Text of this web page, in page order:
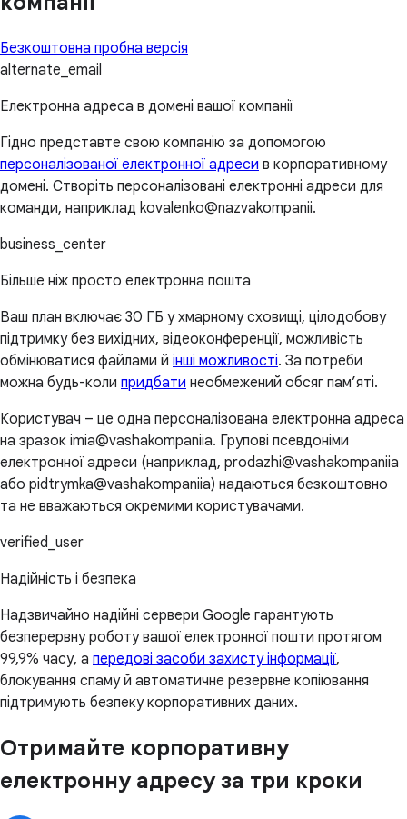
Безкоштовна пробна версія
alternate_email
Електронна адреса в домені вашої компанії
Гідно представте свою компанію за допомогою
персоналізованої електронної адреси в корпоративному
домені. Створіть персоналізовані електронні адреси для
команди, наприклад kovalenko@nazvakompanii.
business_center
Більше ніж просто електронна пошта
Ваш план включає 30 ГБ у хмарному сховищі, цілодобову
підтримку без вихідних, відеоконференції, можливість
обмінюватися файлами й інші можливості. За потреби
можна будь-коли придбати необмежений обсяг пам’яті.
Користувач – це одна персоналізована електронна адреса
на зразок imia@vashakompaniia. Групові псевдоніми
електронної адреси (наприклад, prodazhi@vashakompaniia
або pidtrymka@vashakompaniia) надаються безкоштовно
та не вважаються окремими користувачами.
verified_user
Надійність і безпека
Надзвичайно надійні сервери Google гарантують
безперервну роботу вашої електронної пошти протягом
99,9% часу, а передові засоби захисту інформації,
блокування спаму й автоматичне резервне копіювання
підтримують безпеку корпоративних даних.
Отримайте корпоративну
електронну адресу за три кроки